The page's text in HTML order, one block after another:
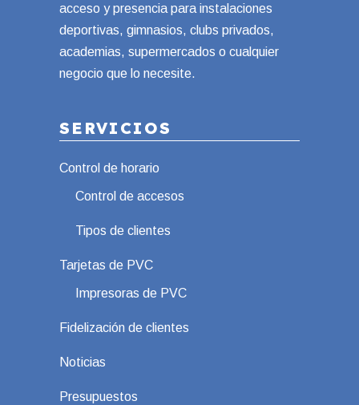
acceso y presencia para instalaciones
deportivas, gimnasios, clubs privados,
academias, supermercados o cualquier
negocio que lo necesite.
SERVICIOS
Control de horario
Control de accesos
Tipos de clientes
Tarjetas de PVC
Impresoras de PVC
Fidelización de clientes
Noticias
Presupuestos